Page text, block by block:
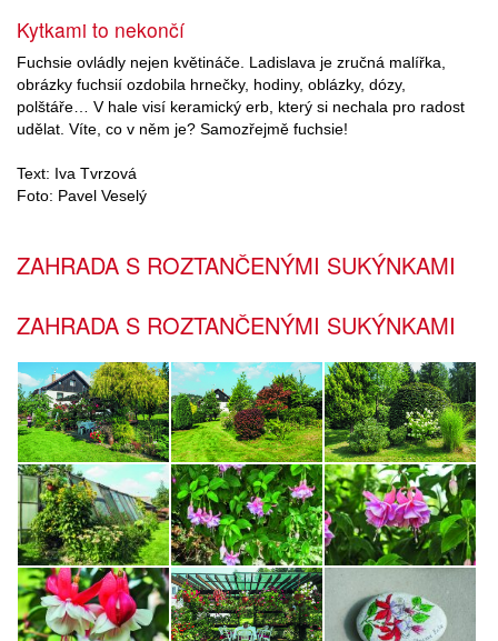
Kytkami to nekončí
Fuchsie ovládly nejen květináče. Ladislava je zručná malířka,
obrázky fuchsií ozdobila hrnečky, hodiny, oblázky, dózy,
polštáře… V hale visí keramický erb, který si nechala pro radost
udělat. Víte, co v něm je? Samozřejmě fuchsie!
Text: Iva Tvrzová
Foto: Pavel Veselý
ZAHRADA S ROZTANČENÝMI SUKÝNKAMI
ZAHRADA S ROZTANČENÝMI SUKÝNKAMI